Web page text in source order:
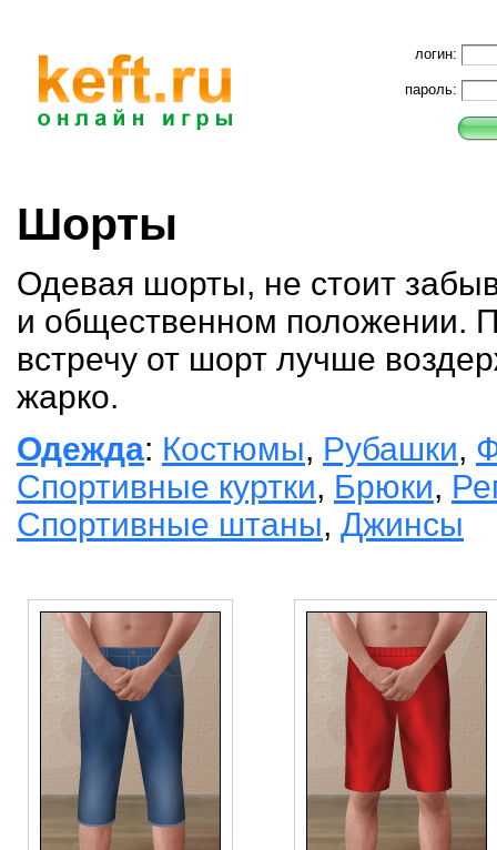
логин:
пароль:
Шорты
Одевая шорты, не стоит
и общественном положении.
встречу от шорт лучше
жарко.
Одежда: Костюмы, Рубашки,
Спортивные куртки, Брюки,
Спортивные штаны, Джинсы